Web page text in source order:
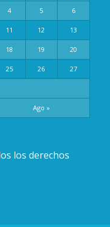
Ago »
4 5 6
11 12 13
18 19 20
25 26 27
los derechos